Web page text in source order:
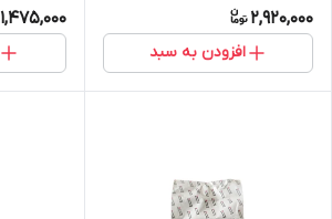
2,920,000
افزودن به سبد
1,475,000